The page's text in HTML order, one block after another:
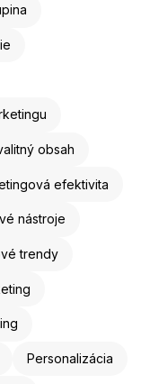
obsah
efektivita
nástroje
trendy
Personalizácia